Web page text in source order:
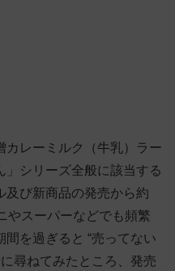
カレーミルク（牛乳）ラー
」シリーズ全般に該当する
及び新商品の発売から約
やスーパーなどでも頻繁
を過ぎると “売ってない
尋ねてみたところ、発売